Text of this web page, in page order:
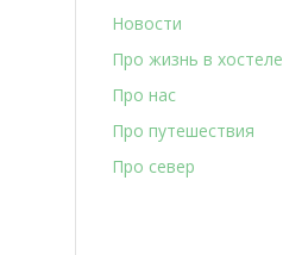
Новости
Про жизнь в хостеле
Про нас
Про путешествия
Про север